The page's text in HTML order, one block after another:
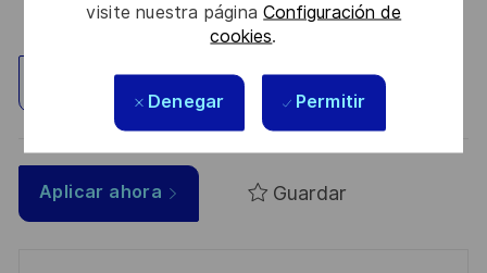
visite nuestra páginaConfiguración de
cookies.
Denegar Permitir
Explorar ubicación
Aplicar ahora Guardar